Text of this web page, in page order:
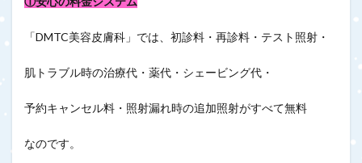
「DMTC美容皮膚科」では、初診料・再診料・テスト照射・
肌トラブル時の治療代・薬代・シェービング代・
予約キャンセル料・照射漏れ時の追加照射がすべて無料
なのです。